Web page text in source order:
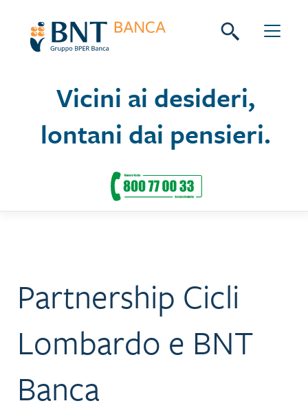
Vicini ai desideri,
lontani dai pensieri.
Seguici su:
Partnership Cicli
Lombardo e BNT
Banca